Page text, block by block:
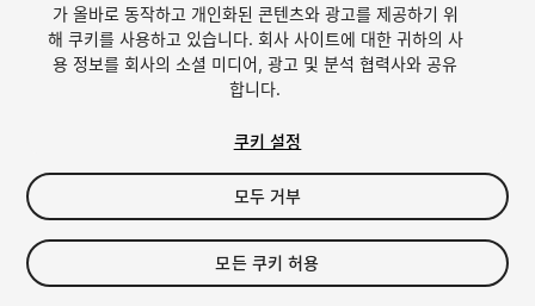
6
$4.99
가 올바로 동작하고 개인화된 콘텐츠와 광고를 제공하기 위
해 쿠키를 사용하고 있습니다. 회사 사이트에 대한 귀하의 사
용 정보를 회사의 소셜 미디어, 광고 및 분석 협력사와 공유
합니다.
쿠키 설정
모두 거부
모든 쿠키 허용